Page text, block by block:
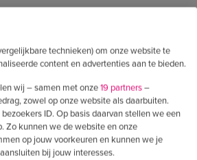
technieken) om onze website te
content en advertenties aan te bieden.
wij – samen met onze19 partners–
zowel op onze website als daarbuiten.
ID. Op basis daarvan stellen we een
Zo kunnen we de website en onze
op jouw voorkeuren en kunnen we je
bij jouw interesses.
kanalenmix
bij de juiste doelgroep.
van LoooX